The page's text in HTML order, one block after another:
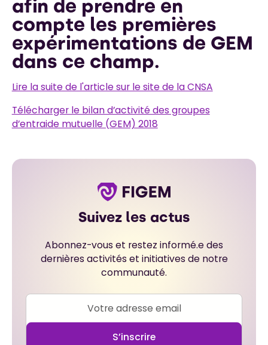
afin de prendre en
compte les premières
expérimentations de GEM
dans ce champ.
Lire la suite de l'article sur le site de la CNSA
Télécharger le bilan d’activité des groupes
d’entraide mutuelle (GEM) 2018
Suivez les actus
Abonnez-vous et restez informé.e des
dernières activités et initiatives de notre
communauté.